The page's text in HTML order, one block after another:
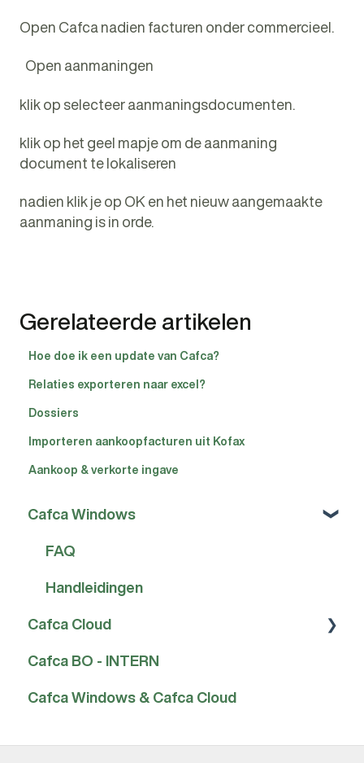
Open Cafca nadien facturen onder commercieel.
Open aanmaningen
klik op selecteer aanmaningsdocumenten.
klik op het geel mapje om de aanmaning
document te lokaliseren
nadien klik je op OK en het nieuw aangemaakte
aanmaning is in orde.
Gerelateerde artikelen
Hoe doe ik een update van Cafca?
Relaties exporteren naar excel?
Dossiers
Importeren aankoopfacturen uit Kofax
Aankoop & verkorte ingave
Cafca Windows
FAQ
Handleidingen
Cafca Cloud
FAQ
Handleidingen
Cafca BO - INTERN
Cafca Windows & Cafca Cloud